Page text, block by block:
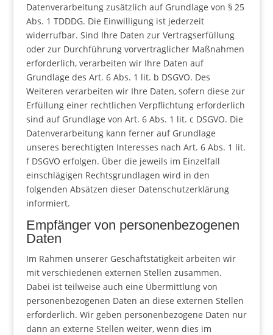
Datenverarbeitung zusätzlich auf Grundlage von § 25
Abs. 1 TDDDG. Die Einwilligung ist jederzeit
widerrufbar. Sind Ihre Daten zur Vertragserfüllung
oder zur Durchführung vorvertraglicher Maßnahmen
erforderlich, verarbeiten wir Ihre Daten auf
Grundlage des Art. 6 Abs. 1 lit. b DSGVO. Des
Weiteren verarbeiten wir Ihre Daten, sofern diese zur
Erfüllung einer rechtlichen Verpflichtung erforderlich
sind auf Grundlage von Art. 6 Abs. 1 lit. c DSGVO. Die
Datenverarbeitung kann ferner auf Grundlage
unseres berechtigten Interesses nach Art. 6 Abs. 1 lit.
f DSGVO erfolgen. Über die jeweils im Einzelfall
einschlägigen Rechtsgrundlagen wird in den
folgenden Absätzen dieser Datenschutzerklärung
informiert.
Empfänger von personenbezogenen
Daten
Im Rahmen unserer Geschäftstätigkeit arbeiten wir
mit verschiedenen externen Stellen zusammen.
Dabei ist teilweise auch eine Übermittlung von
personenbezogenen Daten an diese externen Stellen
erforderlich. Wir geben personenbezogene Daten nur
dann an externe Stellen weiter, wenn dies im